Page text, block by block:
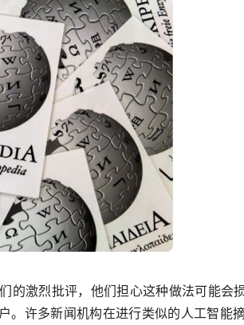
的激烈批评，他们担心这种做法可能
。许多新闻机构在进行类似的人工智